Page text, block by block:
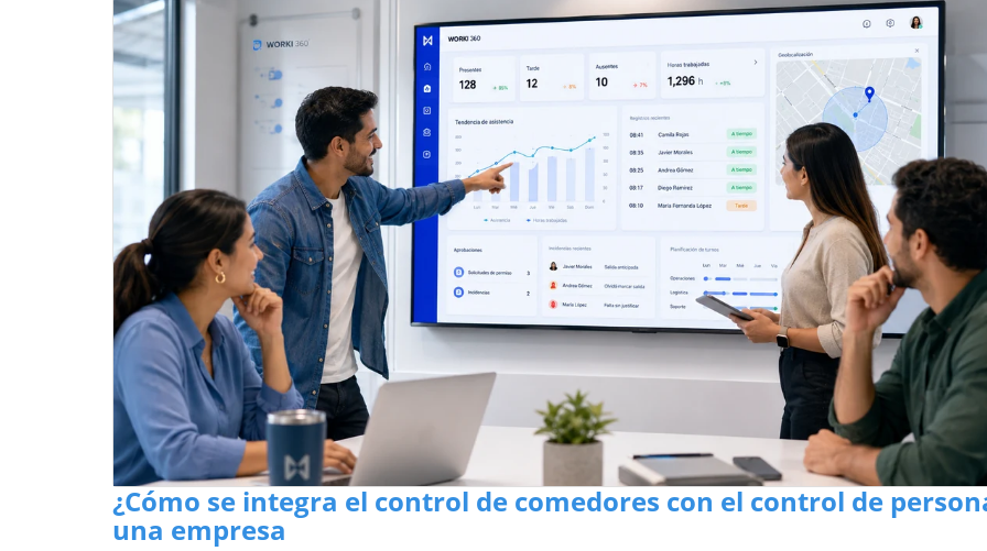
¿Cómo se integra el control de comedores con el control de
una empresa